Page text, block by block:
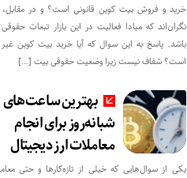
خرید و فروش بیت کوین قانونی است؟ و در
نگران‌اند که مبادا فعالیت در این بازار تبعات
باشد. پاسخ به این سوال که آیا خرید بیت کوین غیر
است؟ شفاف نیست زیرا وضعیت حقوقی بیت‌ […]
بهترین ساعت‌های
شبانه‌روز برای انجام
معاملات ارز دیجیتال
یکی از سوال‌هایی که خیلی از تازه‌کارها و حتی